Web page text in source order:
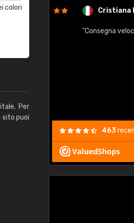
colori
Per
sito puoi
Cristiana Floris
"Consegna veloce, un
463